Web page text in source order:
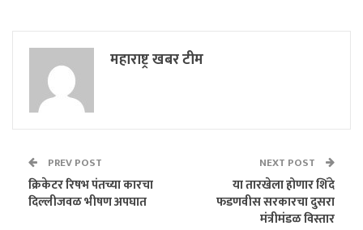
महाराष्ट्र खबर टीम
PREV POST
क्रिकेटर रिषभ पंतच्या कारचा
दिल्लीजवळ भीषण अपघात
NEXT POST
या तारखेला होणार शिंदे
फडणवीस सरकारचा दुसरा
मंत्रीमंडळ विस्तार